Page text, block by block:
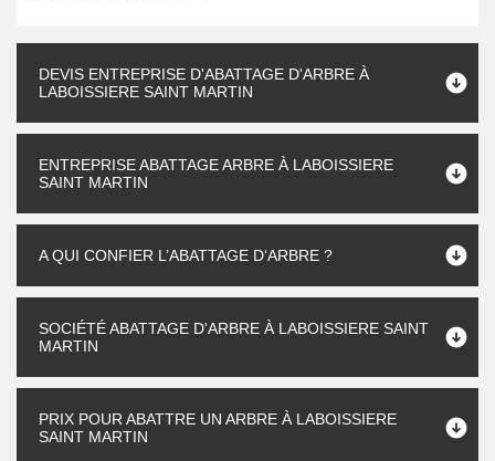
DEVIS ENTREPRISE D'ABATTAGE D'ARBRE À
LABOISSIERE SAINT MARTIN
ENTREPRISE ABATTAGE ARBRE À LABOISSIERE
SAINT MARTIN
A QUI CONFIER L’ABATTAGE D‘ARBRE ?
SOCIÉTÉ ABATTAGE D'ARBRE À LABOISSIERE SAINT
MARTIN
PRIX POUR ABATTRE UN ARBRE À LABOISSIERE
SAINT MARTIN